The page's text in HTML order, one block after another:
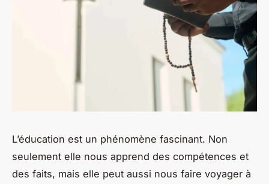
L’éducation est un phénomène fascinant. Non
seulement elle nous apprend des compétences et
des faits, mais elle peut aussi nous faire voyager à